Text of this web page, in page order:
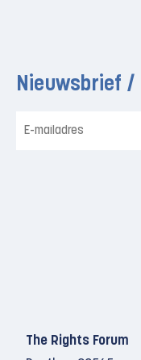
Nieuwsbrief /
mailadres
The Rights Forum